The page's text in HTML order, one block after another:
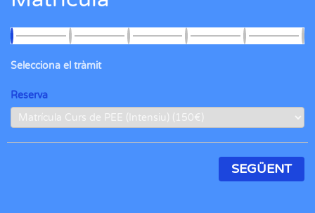
Selecciona el tràmit
Reserva
SEGÜENT